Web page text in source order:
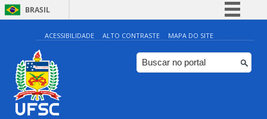
BRASIL
Simplifique!
Comunica BR
Participe
ACESSIBILIDADE ALTO CONTRASTE MAPA DO SITE